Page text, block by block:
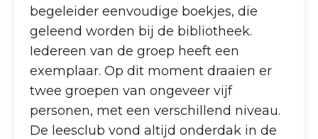
begeleider eenvoudige boekjes, die
geleend worden bij de bibliotheek.
Iedereen van de groep heeft een
exemplaar. Op dit moment draaien er
twee groepen van ongeveer vijf
personen, met een verschillend niveau.
De leesclub vond altijd onderdak in de